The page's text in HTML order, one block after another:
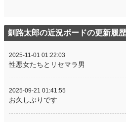
釧路太郎の近況ボードの更新履歴
2025-11-01 01:22:03
性悪女たちとリセマラ男
2025-09-21 01:41:55
お久しぶりです